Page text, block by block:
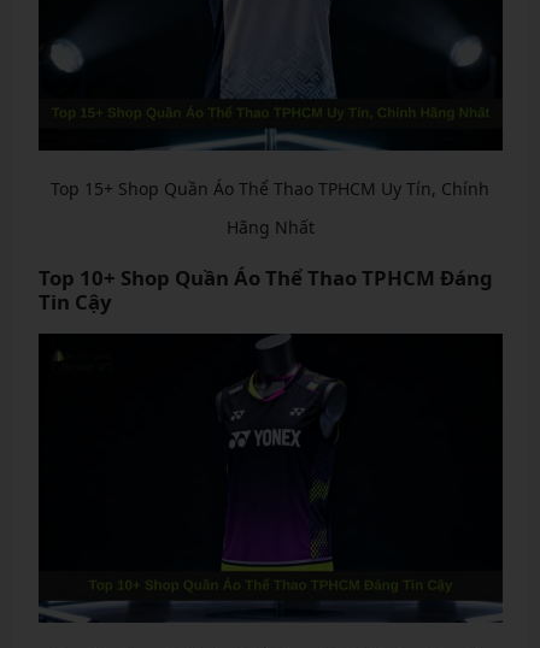
Top 15+ Shop Quần Áo Thể Thao TPHCM Uy Tín, Chính
Hãng Nhất
Top 10+ Shop Quần Áo Thể Thao TPHCM Đáng
Tin Cậy